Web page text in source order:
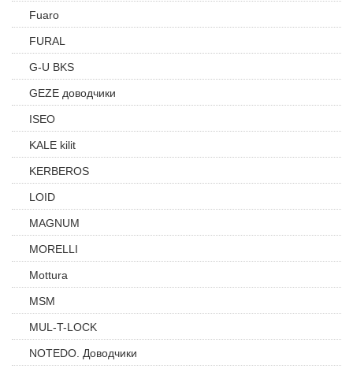
Fuaro
FURAL
G-U BKS
GEZE доводчики
ISEO
KALE kilit
KERBEROS
LOID
MAGNUM
MORELLI
Mottura
MSM
MUL-T-LOCK
NOTEDO. Доводчики